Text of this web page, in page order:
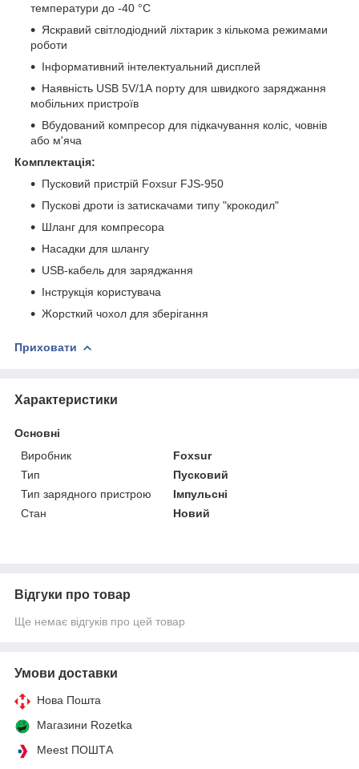
температури до -40 °C
Яскравий світлодіодний ліхтарик з кількома режимами
роботи
Інформативний інтелектуальний дисплей
Наявність USB 5V/1A порту для швидкого заряджання
мобільних пристроїв
Вбудований компресор для підкачування коліс, човнів
або м'яча
Комплектація:
Пусковий пристрій Foxsur FJS-950
Пускові дроти із затискачами типу "крокодил"
Шланг для компресора
Насадки для шлангу
USB-кабель для заряджання
Інструкція користувача
Жорсткий чохол для зберігання
Приховати
Характеристики
Основні
Виробник
Foxsur
Тип
Пусковий
Тип зарядного пристрою
Імпульсні
Стан
Новий
Відгуки про товар
Ще немає відгуків про цей товар
Умови доставки
Нова Пошта
Магазини Rozetka
Meest ПОШТА